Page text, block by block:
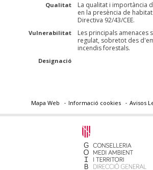
Qualitat
La qualitat i importància
en la presència de
Directiva 92/43/CEE.
Vulnerabilitat
Les principals amenaces
regulat, sobretot des
incendis forestals.
Designació
Mapa Web Informació cookies Avisos